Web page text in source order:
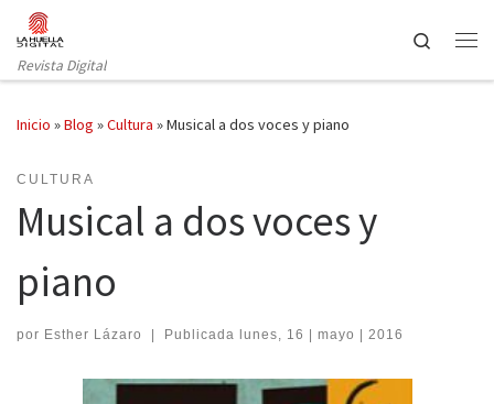
Saltar al contenido
Revista Digital
Search
Inicio »Blog »Cultura »Musical a dos voces y piano
CULTURA
Musical a dos voces y
piano
por Esther Lázaro | Publicada lunes, 16 | mayo | 2016